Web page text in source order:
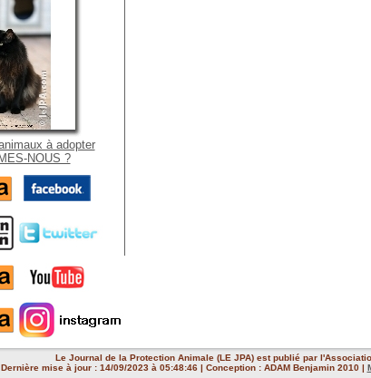
à adopter
NOUS ?
Le Journal de la Protection Animale (LE JPA) est publié par
Dernière mise à jour : 14/09/2023 à 05:48:46 | Conception : ADAM Benjamin 2010 |